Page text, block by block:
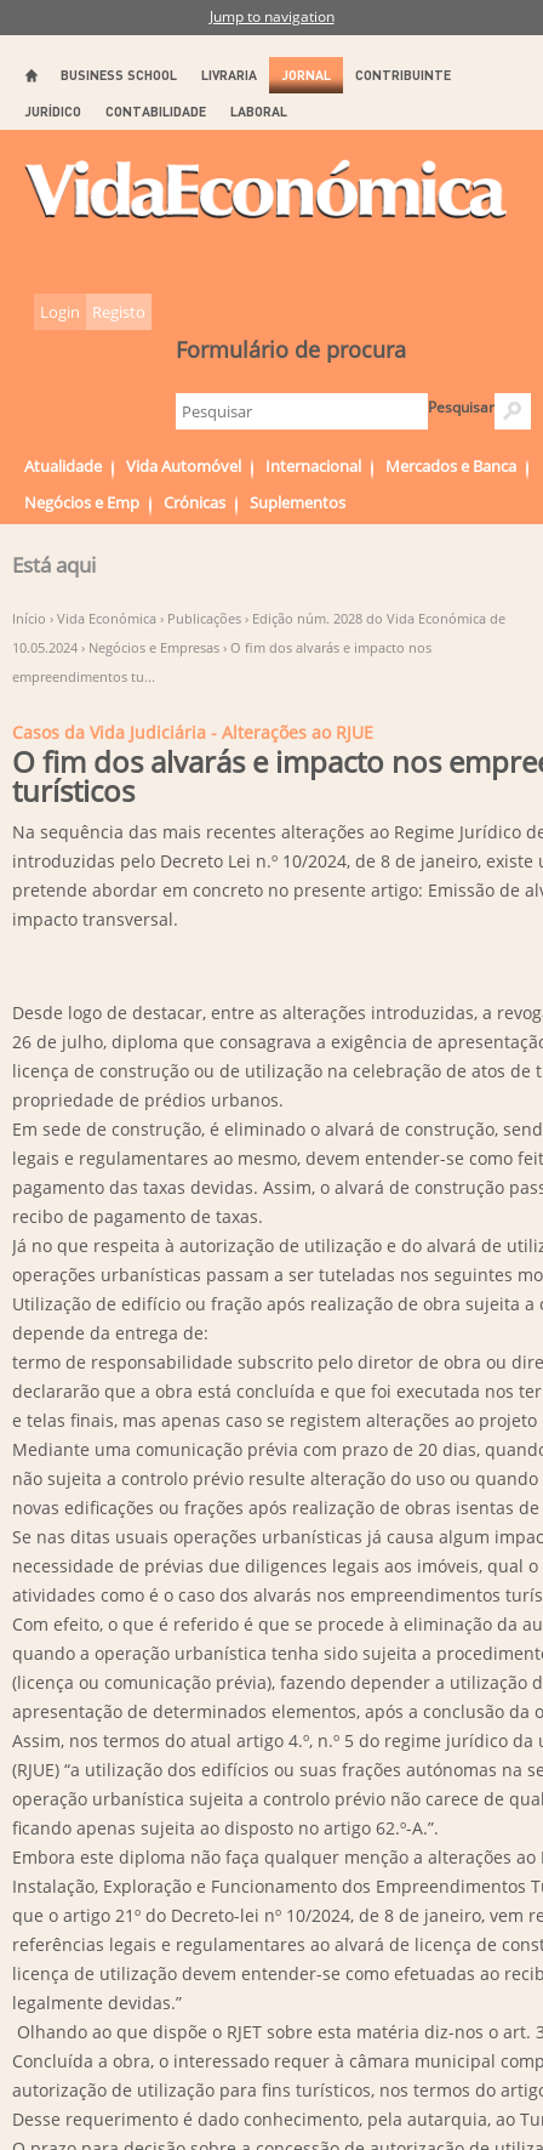
Jump to navigation
BUSINESS SCHOOL LIVRARIA JORNAL CONTRIBUINTE
JURÍDICO CONTABILIDADE LABORAL
Formulário de procura
Pesquisar
Login Registo
Atualidade Vida Automóvel Internacional
Mercados e Banca
Negócios e Emp
Crónicas Suplementos
Está aqui
Início › Vida Económica › Publicações › Edição núm. 2028 do Vida Económica de
10.05.2024 › Negócios e Empresas › O fim dos alvarás e impacto nos
empreendimentos tu...
Casos da Vida Judiciária - Alterações ao RJUE
O fim dos alvarás e impacto nos
turísticos
Na sequência das mais recentes alterações ao Regime Jurídico
introduzidas pelo Decreto Lei n.º 10/2024, de 8 de janeiro, existe
pretende abordar em concreto no presente artigo: Emissão de
impacto transversal.
Desde logo de destacar, entre as alterações introduzidas, a
26 de julho, diploma que consagrava a exigência de
licença de construção ou de utilização na celebração de atos de
propriedade de prédios urbanos.
Em sede de construção, é eliminado o alvará de construção,
legais e regulamentares ao mesmo, devem entender-se como
pagamento das taxas devidas. Assim, o alvará de construção
recibo de pagamento de taxas.
Já no que respeita à autorização de utilização e do alvará de
operações urbanísticas passam a ser tuteladas nos seguintes
Utilização de edifício ou fração após realização de obra sujeita a
depende da entrega de:
termo de responsabilidade subscrito pelo diretor de obra ou
declararão que a obra está concluída e que foi executada nos
e telas finais, mas apenas caso se registem alterações ao projeto
Mediante uma comunicação prévia com prazo de 20 dias,
não sujeita a controlo prévio resulte alteração do uso ou
novas edificações ou frações após realização de obras isentas
Se nas ditas usuais operações urbanísticas já causa algum
necessidade de prévias due diligences legais aos imóveis, qual
atividades como é o caso dos alvarás nos empreendimentos
Com efeito, o que é referido é que se procede à eliminação da
quando a operação urbanística tenha sido sujeita a
(licença ou comunicação prévia), fazendo depender a utilização
apresentação de determinados elementos, após a conclusão
Assim, nos termos do atual artigo 4.º, n.º 5 do regime jurídico da
(RJUE) “a utilização dos edifícios ou suas frações autónomas na
operação urbanística sujeita a controlo prévio não carece de
ficando apenas sujeita ao disposto no artigo 62.º-A.”.
Embora este diploma não faça qualquer menção a alterações ao
Instalação, Exploração e Funcionamento dos Empreendimentos
que o artigo 21º do Decreto-lei nº 10/2024, de 8 de janeiro, vem
referências legais e regulamentares ao alvará de licença de
licença de utilização devem entender-se como efetuadas ao
legalmente devidas.”
Olhando ao que dispõe o RJET sobre esta matéria diz-nos o art.
Concluída a obra, o interessado requer à câmara municipal
autorização de utilização para fins turísticos, nos termos do
Desse requerimento é dado conhecimento, pela autarquia, ao